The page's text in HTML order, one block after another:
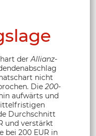
derAllianz-
nicht
Die 200-
aufwärts und
Durchschnitt
und verstärkt
bei 200 EUR in